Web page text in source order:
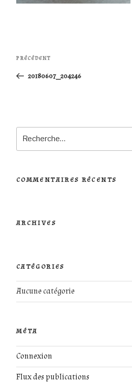
l’article
Article
PRÉCÉDENT
20180607_204246
pour
COMMENTAIRES RÉCENTS
ARCHIVES
CATÉGORIES
Aucune catégorie
MÉTA
Connexion
Flux des publications